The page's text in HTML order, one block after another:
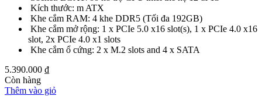
Kích thước: m ATX
Khe cắm RAM: 4 khe DDR5 (Tối đa 192GB)
Khe cắm mở rộng: 1 x PCIe 5.0 x16 slot(s), 1 x PCIe 4.0 x16
slot, 2x PCIe 4.0 x1 slots
Khe cắm ổ cứng: 2 x M.2 slots and 4 x SATA
5.390.000 ₫
Còn hàng
Thêm vào giỏ